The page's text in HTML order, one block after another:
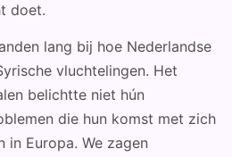
doet.
lang bij hoe Nederlandse
vluchtelingen. Het
belichtte niet hún
die hun komst met zich
in Europa. We zagen